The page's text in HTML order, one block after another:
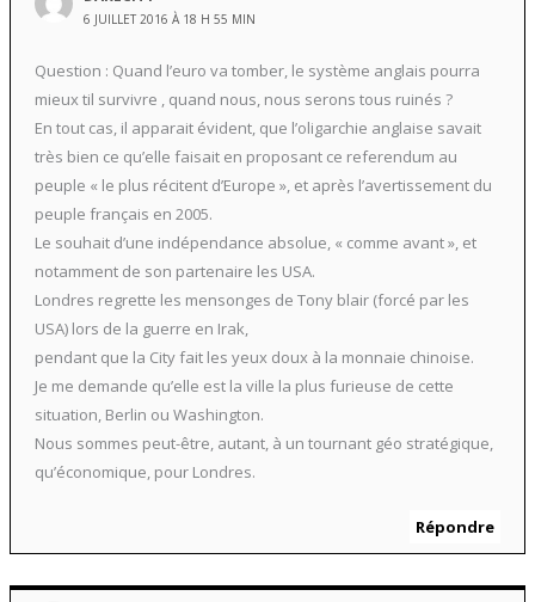
6 JUILLET 2016 À 18 H 55 MIN
Question : Quand l’euro va tomber, le système anglais pourra
mieux til survivre , quand nous, nous serons tous ruinés ?
En tout cas, il apparait évident, que l’oligarchie anglaise savait
très bien ce qu’elle faisait en proposant ce referendum au
peuple « le plus récitent d’Europe », et après l’avertissement du
peuple français en 2005.
Le souhait d’une indépendance absolue, « comme avant », et
notamment de son partenaire les USA.
Londres regrette les mensonges de Tony blair (forcé par les
USA) lors de la guerre en Irak,
pendant que la City fait les yeux doux à la monnaie chinoise.
Je me demande qu’elle est la ville la plus furieuse de cette
situation, Berlin ou Washington.
Nous sommes peut-être, autant, à un tournant géo stratégique,
qu’économique, pour Londres.
Répondre